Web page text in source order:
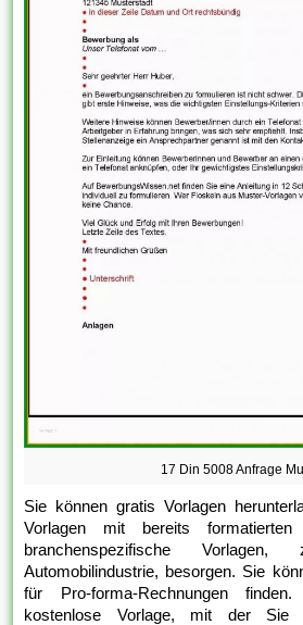
17 Din 5008 Anfrage
Sie können gratis Vorlagen
Vorlagen mit bereits
branchenspezifische
Automobilindustrie, besorgen. Sie
für Pro-forma-Rechnungen
kostenlose Vorlage, mit der Sie